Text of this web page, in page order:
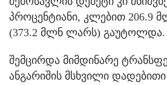
პროცენტიანი, კლებით 206.9
(373.2 მლნ ლარს) გაუტოლდა.
შემცირდა მიმდინარე
ანგარიშის მსხვილი